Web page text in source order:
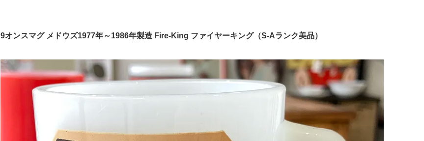
9オンスマグ メドウズ1977年～1986年製造 Fire-King ファイヤーキング（S-Aランク美品）